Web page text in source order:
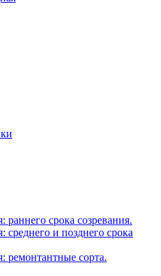
раннего срока созревания.
среднего и позднего срока
ремонтантные сорта.